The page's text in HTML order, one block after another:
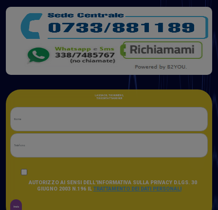
LASCIACI IL TUO NUMERO,
TI RICONTATTIAMO NOI!
AUTORIZZO AI SENSI DELL'INFORMATIVA SULLA PRIVACY D.LGS. 30
GIUGNO 2003 N.196 IL TRATTAMENTO DEI DATI PERSONALI
Invia